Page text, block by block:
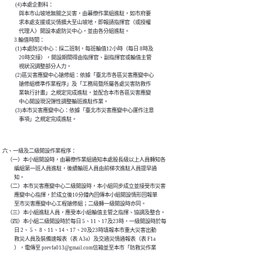
           (4)本處企劃科：
              與本市山坡地無關之災害，由幕僚作業組進駐，如市府要
              求本處支援或災情擴大至山坡地，即報請指揮官（或授權
              代理人）開設本處防災中心，並由各分組進駐。
          3.輪值時間：
           (1)本處防災中心：採二班制，每班輪值12小時（每日 8時及
              20時交接），開設期間得由指揮官、副指揮官或輪值主管
              視狀況調整部分人力。
           (2)區災害應變中心搶修組：依據「臺北市各區災害應變中心
              搶修組標準作業程序」及「工務局暨所屬各處災害防救作
              業執行計畫」之規定完成進駐，並配合本市各區災害應變
              中心開設現況彈性調整輪班進駐作業。
           (3)本市災害應變中心：依據「臺北市災害應變中心運作注意
六、一級及二級開設作業程序：
    （一）本小組開設時，由幕僚作業組通知本處股長級以上人員轉知各
          編組第一班人員進駐，後續輪班人員由前梯次進駐人員提早通
          知。
    （二）本市災害應變中心二級開設時，本小組同步成立並接受市災害
          應變中心指揮，於成立後10分鐘內回傳本小組開設情形回報單
          至市災害應變中心工程搶修組；二級轉一級開設時亦同。
    （三）本小組進駐人員，應受本小組輪值主管之指揮、協調及整合。
    （四）本小組二級開設時於每日 5、11、17及23時，一級開設時於每
          日 2、 5、 8、11、14、17、20及23時填報本市重大災害出動
          救災人員及裝備速報表（表 A3a）及交通災情通報表（表 F1a
          ），電傳至 prevfa013@gmail.com信箱並至本市「防救災作業